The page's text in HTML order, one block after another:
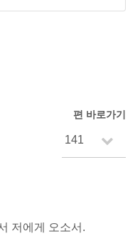
편 바로가기
저에게 오소서.